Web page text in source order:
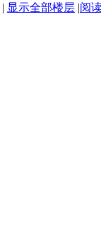
| 显示全部楼层 |阅